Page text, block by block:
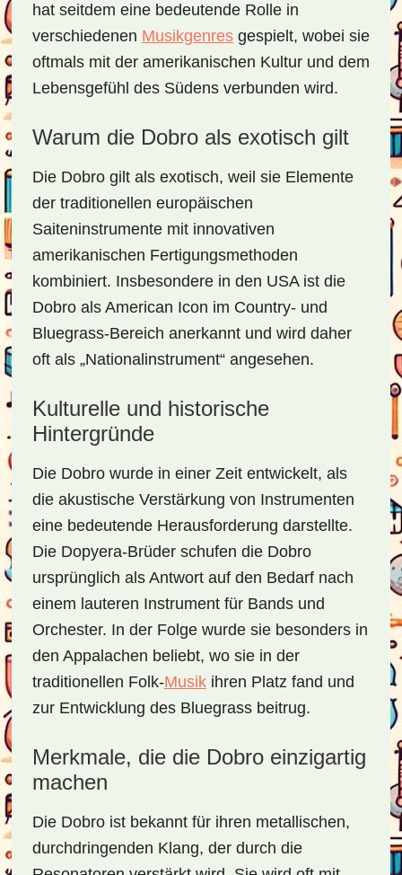
hat seitdem eine bedeutende Rolle in
verschiedenen Musikgenresgespielt, wobei sie
oftmals mit der amerikanischen Kultur und dem
Lebensgefühl des Südens verbunden wird.
Warum die Dobro als exotisch gilt
Die Dobro gilt als exotisch, weil sie Elemente
der traditionellen europäischen
Saiteninstrumente mit innovativen
amerikanischen Fertigungsmethoden
kombiniert. Insbesondere in den USA ist die
Dobro als American Icon im Country- und
Bluegrass-Bereich anerkannt und wird daher
oft als „Nationalinstrument“ angesehen.
Kulturelle und historische
Hintergründe
Die Dobro wurde in einer Zeit entwickelt, als
die akustische Verstärkung von Instrumenten
eine bedeutende Herausforderung darstellte.
Die Dopyera-Brüder schufen die Dobro
ursprünglich als Antwort auf den Bedarf nach
einem lauteren Instrument für Bands und
Orchester. In der Folge wurde sie besonders in
den Appalachen beliebt, wo sie in der
traditionellen Folk-Musikihren Platz fand und
zur Entwicklung des Bluegrass beitrug.
Merkmale, die die Dobro einzigartig
machen
Die Dobro ist bekannt für ihren metallischen,
durchdringenden Klang, der durch die